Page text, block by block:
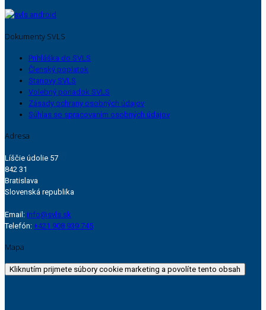
Dokumenty SVLS
Prihláška do SVLS
Členský poplatok
Stanovy SVLS
Volebný poriadok SVLS
Zásady ochrany osobných údajov
Súhlas so spracovaním osobných údajov
Adresa
Líščie údolie 57
842 31
Bratislava
Slovenská republika
Email: info@svls.sk
Telefón: +421 908 939 745
Mapa
Kliknutím prijmete súbory cookie marketing a povolíte tento obsah